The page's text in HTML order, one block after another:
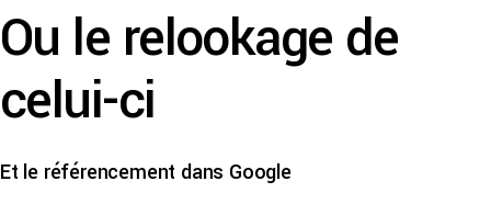
Ou le relookage de
celui-ci
Et le référencement dans Google